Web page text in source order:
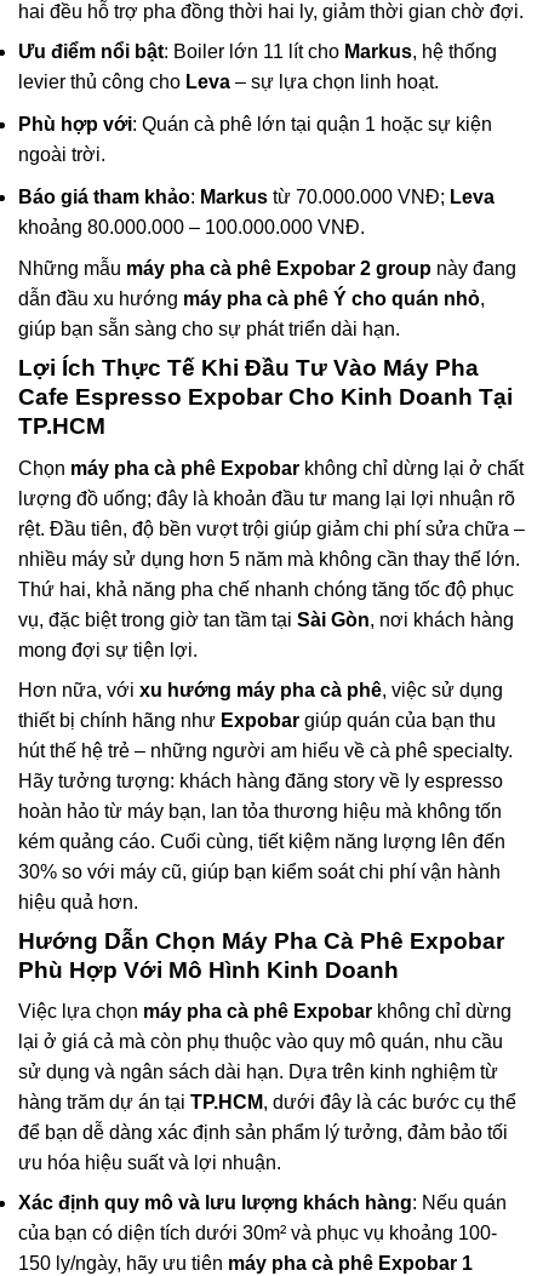
hai đều hỗ trợ pha đồng thời hai ly, giảm thời gian chờ đợi.
Ưu điểm nổi bật: Boiler lớn 11 lít cho Markus, hệ thống
levier thủ công cho Leva – sự lựa chọn linh hoạt.
Phù hợp với: Quán cà phê lớn tại quận 1 hoặc sự kiện
ngoài trời.
Báo giá tham khảo: Markus từ 70.000.000 VNĐ; Leva
khoảng 80.000.000 – 100.000.000 VNĐ.
Những mẫu máy pha cà phê Expobar 2 group này đang
dẫn đầu xu hướng máy pha cà phê Ý cho quán nhỏ,
giúp bạn sẵn sàng cho sự phát triển dài hạn.
Lợi Ích Thực Tế Khi Đầu Tư Vào Máy Pha
Cafe Espresso ExpobarCho Kinh Doanh Tại
TP.HCM
Chọn máy pha cà phê Expobar không chỉ dừng lại ở chất
lượng đồ uống; đây là khoản đầu tư mang lại lợi nhuận rõ
rệt. Đầu tiên, độ bền vượt trội giúp giảm chi phí sửa chữa –
nhiều máy sử dụng hơn 5 năm mà không cần thay thế lớn.
Thứ hai, khả năng pha chế nhanh chóng tăng tốc độ phục
vụ, đặc biệt trong giờ tan tầm tại Sài Gòn, nơi khách hàng
mong đợi sự tiện lợi.
Hơn nữa, với xu hướng máy pha cà phê, việc sử dụng
thiết bị chính hãng như Expobar giúp quán của bạn thu
hút thế hệ trẻ – những người am hiểu về cà phê specialty.
Hãy tưởng tượng: khách hàng đăng story về ly espresso
hoàn hảo từ máy bạn, lan tỏa thương hiệu mà không tốn
kém quảng cáo. Cuối cùng, tiết kiệm năng lượng lên đến
30% so với máy cũ, giúp bạn kiểm soát chi phí vận hành
hiệu quả hơn.
Hướng Dẫn Chọn Máy Pha Cà Phê Expobar
Phù Hợp Với Mô Hình Kinh Doanh
Việc lựa chọn máy pha cà phê Expobar không chỉ dừng
lại ở giá cả mà còn phụ thuộc vào quy mô quán, nhu cầu
sử dụng và ngân sách dài hạn. Dựa trên kinh nghiệm từ
hàng trăm dự án tại TP.HCM, dưới đây là các bước cụ thể
để bạn dễ dàng xác định sản phẩm lý tưởng, đảm bảo tối
ưu hóa hiệu suất và lợi nhuận.
Xác định quy mô và lưu lượng khách hàng: Nếu quán
của bạn có diện tích dưới 30m² và phục vụ khoảng 100-
150 ly/ngày, hãy ưu tiên máy pha cà phê Expobar 1